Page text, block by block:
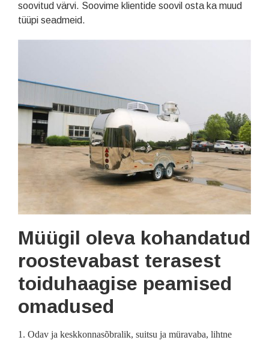
soovitud värvi. Soovime klientide soovil osta ka muud
tüüpi seadmeid.
Müügil oleva kohandatud
roostevabast terasest
toiduhaagise peamised
omadused
1. Odav ja keskkonnasõbralik, suitsu ja müravaba, lihtne